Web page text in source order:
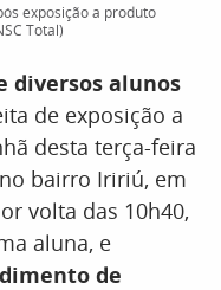
exposição a produto
Total)
diversos alunos
de exposição a
desta terça-feira
bairro Iririú, em
volta das 10h40,
aluna, e
de